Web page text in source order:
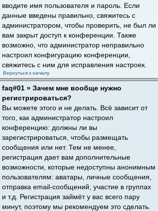
вводите имя пользователя и пароль. Если
данные введены правильно, свяжитесь с
администратором, чтобы проверить, не был ли
вам закрыт доступ к конференции. Также
возможно, что администратор неправильно
настроил конфигурацию конференции,
свяжитесь с ним для исправления настроек.
Вернуться к началу
faq#01 » Зачем мне вообще нужно
регистрироваться?
Вы можете этого и не делать. Всё зависит от
того, как администратор настроил
конференцию: должны ли вы
зарегистрироваться, чтобы размещать
сообщения или нет. Тем не менее,
регистрация дает вам дополнительные
возможности, которые недоступны анонимным
пользователям: аватары, личные сообщения,
отправка email-сообщений, участие в группах
и т.д. Регистрация займёт у вас всего пару
минут, поэтому мы рекомендуем это сделать.